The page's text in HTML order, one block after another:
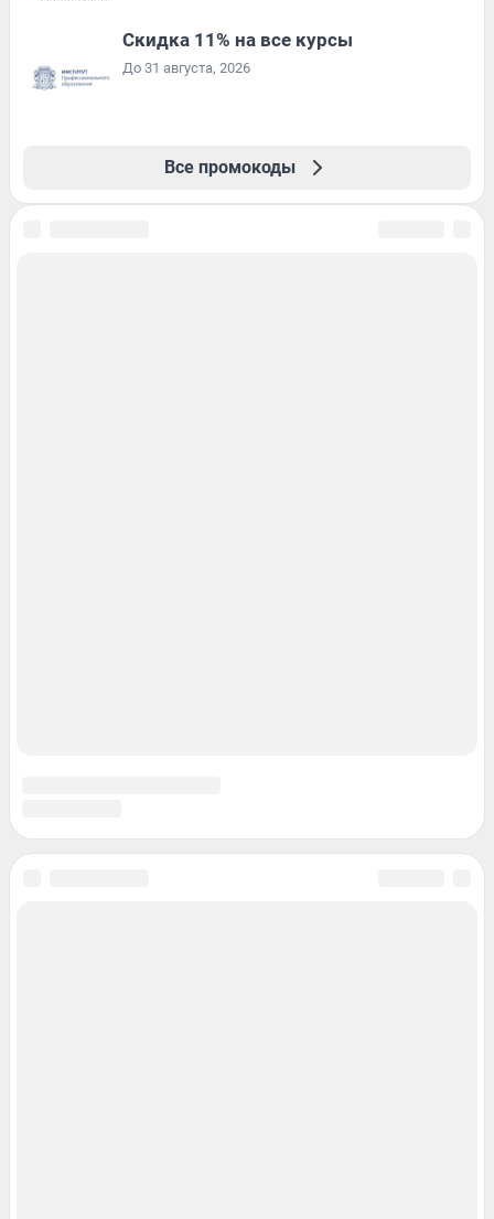
Скидка 11% на все курсы
До 31 августа, 2026
Все промокоды